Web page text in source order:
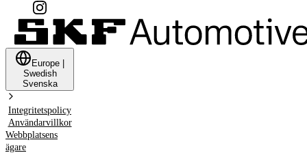
Europe
Swedish
Svenska
Integritetspolicy
Användarvillkor
Webbplatsens
ägare